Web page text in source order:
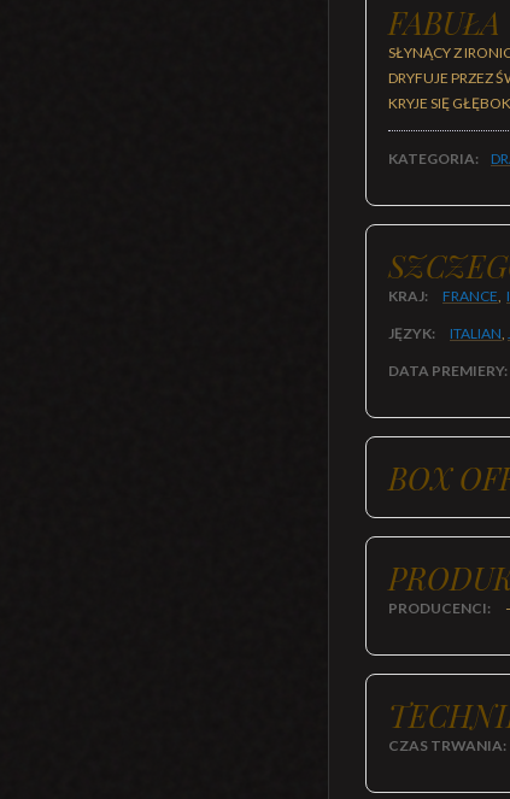
FABUŁA
SŁYNĄCY Z
DRYFUJE PRZEZ
KRYJE SIĘ
KATEGORIA:
KRAJ: FRANCE,
JĘZYK: ITALIAN,
DATA PREMIERY:
BOX
PRODUCENCI:
CZAS TRWANIA: